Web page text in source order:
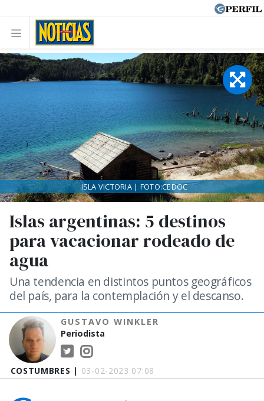
COSTUMBRES | 03-02-2023 07:08
Islas argentinas: 5 destinos
para vacacionar rodeado de
agua
Una tendencia en distintos puntos geográficos
del país, para la contemplación y el descanso.
GUSTAVO WINKLER
Periodista
ISLA VICTORIA | FOTO:CEDOC